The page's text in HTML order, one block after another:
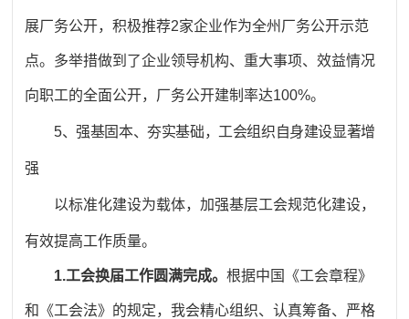
展厂务公开，积极推荐2家企业作为全州厂务公开示范
点。多举措做到了企业领导机构、重大事项、效益情况
向职工的全面公开，厂务公开建制率达100%。
5、强基固本、夯实基础，工会组织自身建设显著增
强
以标准化建设为载体，加强基层工会规范化建设，
有效提高工作质量。
1.工会换届工作圆满完成。根据中国《工会章程》
和《工会法》的规定，我会精心组织、认真筹备、严格